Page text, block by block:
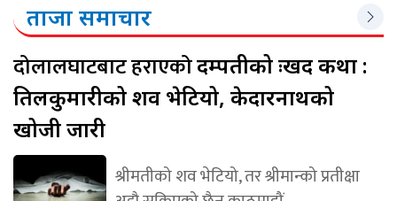
ताजा समाचार
दोलालघाटबाट हराएकोदम्पतीको दुःखद कथा :
तिलकुमारीको शव भेटियो, केदारनाथको
खोजी जारी
श्रीमतीको शव भेटियो, तर श्रीमान्को प्रतीक्षा